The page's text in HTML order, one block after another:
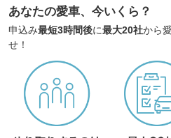
あなたの愛車、今いくら？
申込み最短3時間後に最大20社から
せ！